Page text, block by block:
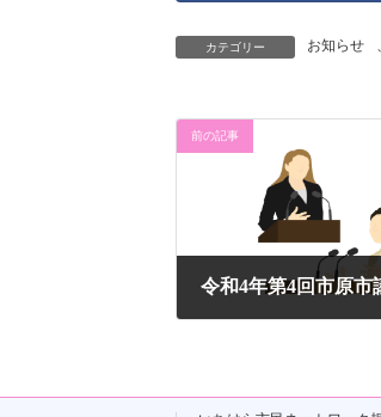
カテゴリー お知らせ 、
前の記事